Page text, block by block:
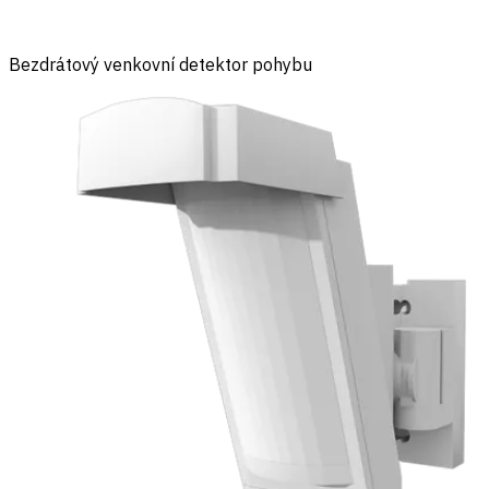
Bezdrátový venkovní detektor pohybu